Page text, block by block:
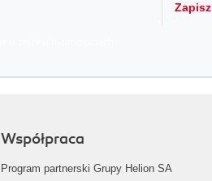
Zapisz
Współpraca
Program partnerski Grupy Helion SA